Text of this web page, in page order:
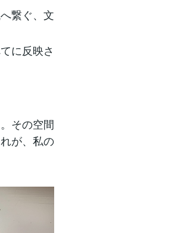
繋ぐ、文
に反映さ
その空間
が、私の